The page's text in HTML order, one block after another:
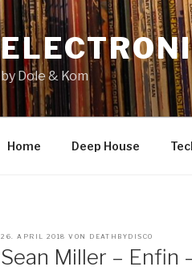
by Dole & Kom
Home Deep House
VERÖFFENTLICHT
26. APRIL 2018 VON DEATHBYDISCO
Sean Miller – Enfin